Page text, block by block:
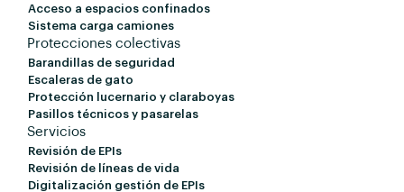
Acceso a espacios confinados
Sistema carga camiones
Protecciones colectivas
Barandillas de seguridad
Escaleras de gato
Protección lucernario y claraboyas
Pasillos técnicos y pasarelas
Servicios
Revisión de EPIs
Revisión de líneas de vida
Digitalización gestión de EPIs